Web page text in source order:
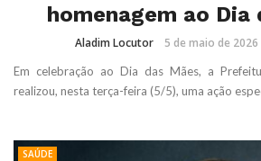
homenagem ao Dia
Aladim Locutor 5 de maio de 2026
Em celebração ao Dia das Mães, a
realizou, nesta terça-feira (5/5), uma ação
SAÚDE